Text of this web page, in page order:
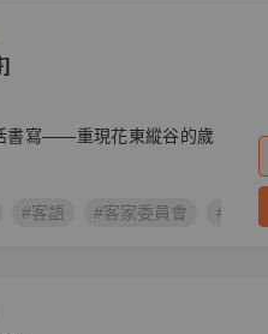
書寫——重現花東縱谷的歲
#客語 #客家委員會 #鏡萬象